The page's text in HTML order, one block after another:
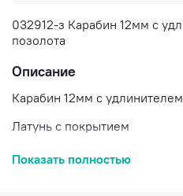
032912-з Карабин 12мм с
позолота
Описание
Карабин 12мм с
Латунь с покрытием
Цена за 1 шт
Показать полностью